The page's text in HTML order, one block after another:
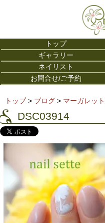
トップ
ギャラリー
ネイリスト
お問合せ/ご予約
トップ> ブログ > マーガレッ
DSC03914